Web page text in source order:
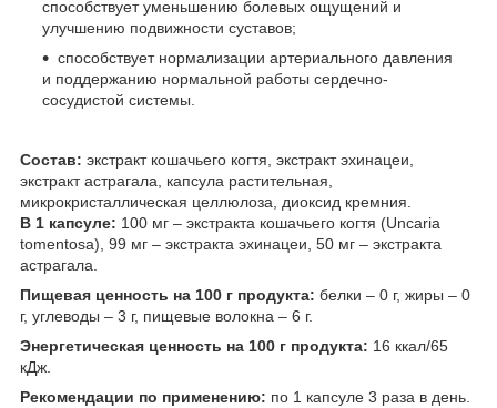
способствует уменьшению болевых ощущений и
улучшению подвижности суставов;
способствует нормализации артериального давления
и поддержанию нормальной работы сердечно-
сосудистой системы.
Состав: экстракт кошачьего когтя, экстракт эхинацеи,
экстракт астрагала, капсула растительная,
микрокристаллическая целлюлоза, диоксид кремния.
В 1 капсуле: 100 мг – экстракта кошачьего когтя (Uncaria
tomentosa), 99 мг – экстракта эхинацеи, 50 мг – экстракта
астрагала.
Пищевая ценность на 100 г продукта: белки – 0 г, жиры – 0
г, углеводы – 3 г, пищевые волокна – 6 г.
Энергетическая ценность на 100 г продукта: 16 ккал/65
кДж.
Рекомендации по применению: по 1 капсуле 3 раза в день.